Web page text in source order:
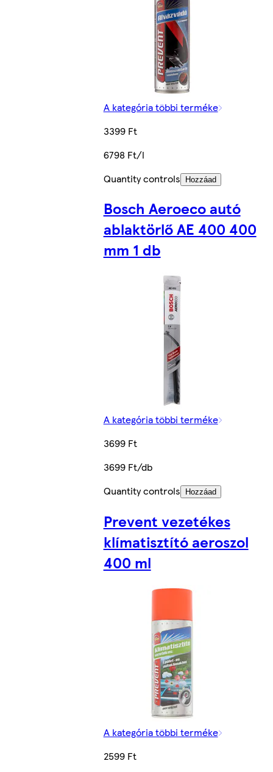
A kategória többi terméke
3399 Ft
6798 Ft/l
Quantity controls
Hozzáad
Bosch Aeroeco autó
ablaktörlő AE 400 400
mm 1 db
A kategória többi terméke
3699 Ft
3699 Ft/db
Quantity controls
Hozzáad
Prevent vezetékes
klímatisztító aeroszol
400 ml
A kategória többi terméke
2599 Ft